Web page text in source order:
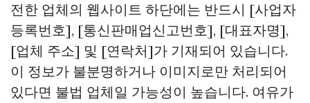
전한 업체의 웹사이트 하단에는 반드시 [사업자
등록번호], [통신판매업신고번호], [대표자명],
[업체 주소] 및 [연락처]가 기재되어 있습니다.
이 정보가 불분명하거나 이미지로만 처리되어
있다면 불법 업체일 가능성이 높습니다. 여유가